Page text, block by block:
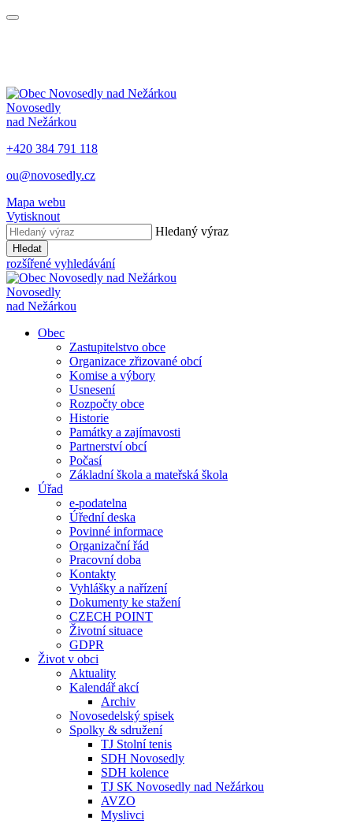
Novosedly
nad Nežárkou
+420 384 791 118
ou@novosedly.cz
Mapa webu
Vytisknout
Hledaný výraz
Hledat
rozšířené vyhledávání
Novosedly
nad Nežárkou
Obec
Zastupitelstvo obce
Organizace zřizované obcí
Komise a výbory
Usnesení
Rozpočty obce
Historie
Památky a zajímavosti
Partnerství obcí
Počasí
Základní škola a mateřská škola
Úřad
e-podatelna
Úřední deska
Povinné informace
Organizační řád
Pracovní doba
Kontakty
Vyhlášky a nařízení
Dokumenty ke stažení
CZECH POINT
Životní situace
GDPR
Život v obci
Aktuality
Kalendář akcí
Archiv
Novosedelský spisek
Spolky & sdružení
TJ Stolní tenis
SDH Novosedly
SDH kolence
TJ SK Novosedly nad Nežárkou
AVZO
Myslivci